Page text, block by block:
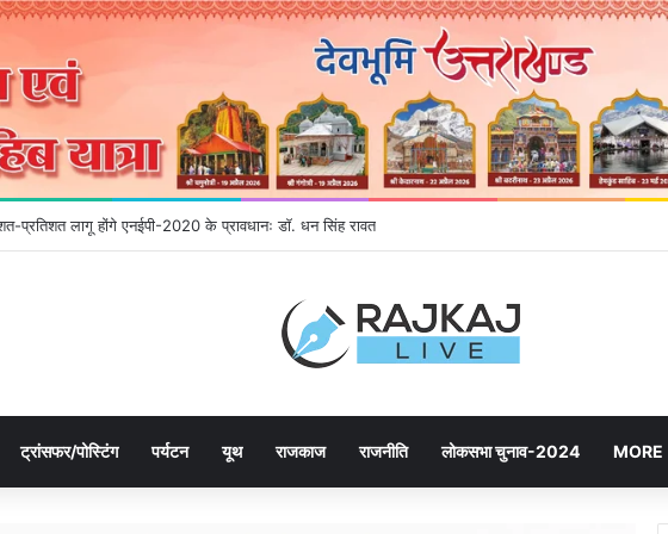
प्रतिशत लागू होंगे एनईपी-2020 के प्रावधानः डाॅ. धन सिंह रावत
ट्रांसफर/पोस्टिंग पर्यटन यूथ राजकाज राजनीति लोकसभा चुनाव-2024 MORE